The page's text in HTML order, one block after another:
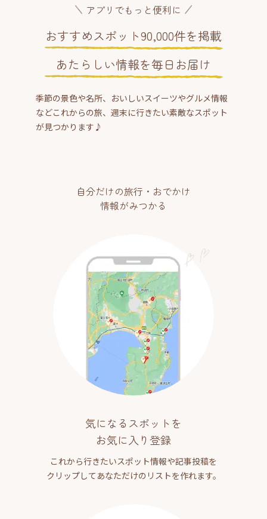
アプリでもっと便利に
おすすめスポット90,000件を掲載
あたらしい情報を毎日お届け
季節の景色や名所、おいしいスイーツやグルメ情報
などこれからの旅、週末に行きたい素敵なスポット
が見つかります♪
自分だけの旅行・おでかけ
情報がみつかる
気になるスポットを
お気に入り登録
これから行きたいスポット情報や記事投稿を
クリップしてあなただけのリストを作れます。